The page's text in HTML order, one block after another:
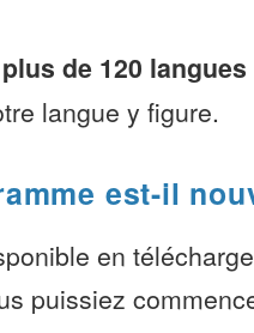
de 120 langues
langue y figure.
est-il
en
puissiez